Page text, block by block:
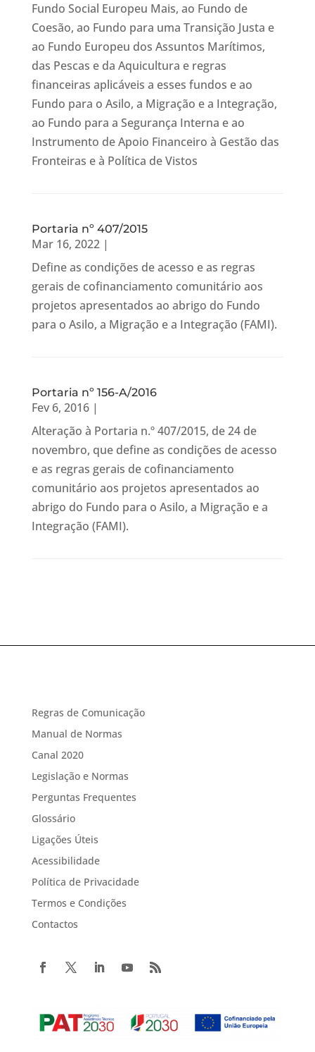
Fundo Social Europeu Mais, ao Fundo de
Coesão, ao Fundo para uma Transição Justa e
ao Fundo Europeu dos Assuntos Marítimos,
das Pescas e da Aquicultura e regras
financeiras aplicáveis a esses fundos e ao
Fundo para o Asilo, a Migração e a Integração,
ao Fundo para a Segurança Interna e ao
Instrumento de Apoio Financeiro à Gestão das
Fronteiras e à Política de Vistos
Portaria nº 407/2015
Mar 16, 2022|
Define as condições de acesso e as regras
gerais de cofinanciamento comunitário aos
projetos apresentados ao abrigo do Fundo
para o Asilo, a Migração e a Integração (FAMI).
Portaria nº 156-A/2016
Fev 6, 2016|
Alteração à Portaria n.º 407/2015, de 24 de
novembro, que define as condições de acesso
e as regras gerais de cofinanciamento
comunitário aos projetos apresentados ao
abrigo do Fundo para o Asilo, a Migração e a
Integração (FAMI).
Regras de Comunicação
Manual de Normas
Canal 2020
Legislação e Normas
Perguntas Frequentes
Glossário
Ligações Úteis
Acessibilidade
Política de Privacidade
Termos e Condições
Contactos